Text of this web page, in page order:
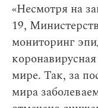
«Несмотря на
19,
мониторинг
мире. Так, за
мира